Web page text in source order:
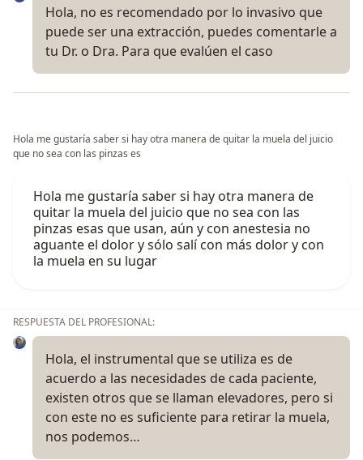
Hola, no es recomendado por lo invasivo que
puede ser una extracción, puedes comentarle a
tu Dr. o Dra. Para que evalúen el caso
Hola me gustaría saber si hay otra manera de quitar la muela del juicio
que no sea con las pinzas es
Hola me gustaría saber si hay otra manera de
quitar la muela del juicio que no sea con las
pinzas esas que usan, aún y con anestesia no
aguante el dolor y sólo salí con más dolor y con
la muela en su lugar
RESPUESTA DEL PROFESIONAL:
Hola, el instrumental que se utiliza es de
acuerdo a las necesidades de cada paciente,
existen otros que se llaman elevadores, pero si
con este no es suficiente para retirar la muela,
nos podemos…